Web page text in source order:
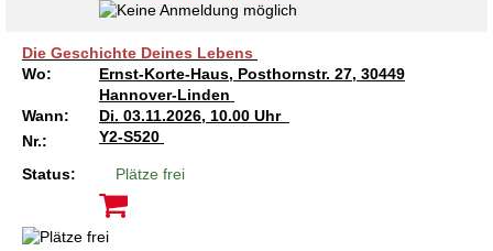
Die Geschichte Deines Lebens
Wo:
Ernst-Korte-Haus, Posthornstr. 27, 30449
Hannover-Linden
Wann:
Di. 03.11.2026, 10.00 Uhr
Nr.:
Y2-S520
Status: Plätze frei